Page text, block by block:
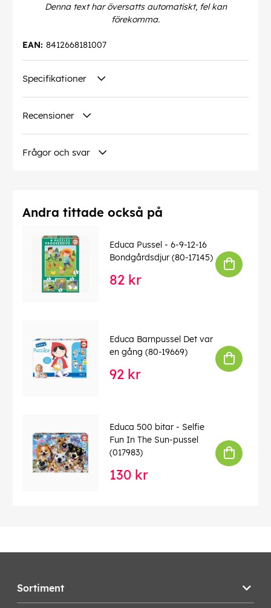
Denna text har översatts automatiskt, fel kan
förekomma.
8412668181007
EAN:
Specifikationer
Recensioner
Frågor och svar
Andra tittade också på
Educa Pussel - 6-9-12-16
Bondgårdsdjur (80-17145)
82 kr
Educa Barnpussel Det var
en gång (80-19669)
92 kr
Educa 500 bitar - Selfie
Fun In The Sun-pussel
(017983)
130 kr
Sortiment